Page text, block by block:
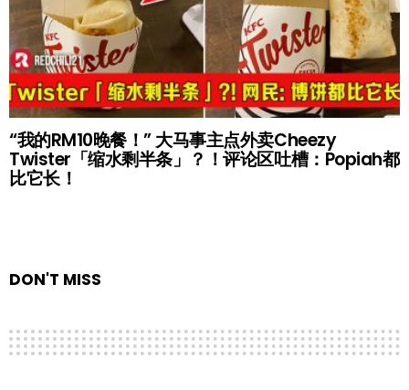
“我的RM10晚餐！” 大马事主点外卖Cheezy
Twister「缩水剩半条」？！评论区吐槽：Popiah都
比它长！
DON'T MISS